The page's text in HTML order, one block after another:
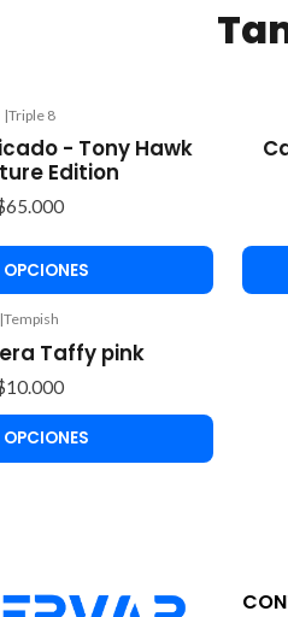
|Triple 8
- Tony Hawk
Edition
OPCIONES
-33%
OFF
|Tempish
Taffy pink
OPCIONES